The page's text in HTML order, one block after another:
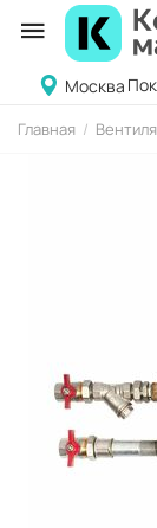
Москва
Главная /